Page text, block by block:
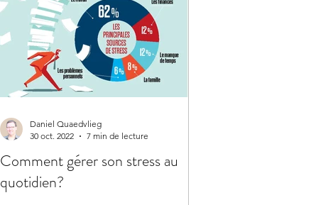
Comment gérer son stress au
quotidien?
Daniel Quaedvlieg
30 oct. 2022
7 min de lecture